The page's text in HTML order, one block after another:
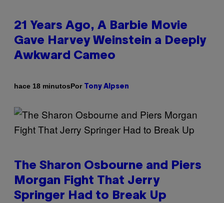
21 Years Ago, A Barbie Movie
Gave Harvey Weinstein a Deeply
Awkward Cameo
hace 18 minutosPor Tony Alpsen
The Sharon Osbourne and Piers
Morgan Fight That Jerry
Springer Had to Break Up